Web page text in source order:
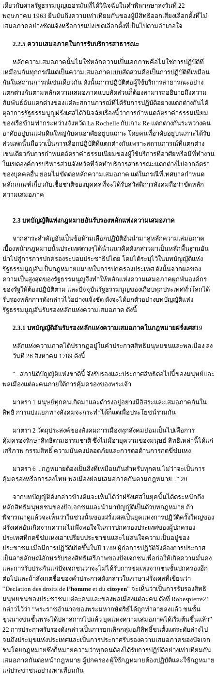
เดียวกับศาลรัฐธรรมนูญเยอรมันที่ได้วินิจฉัยในคำพิพากษาลงวันที่ 22
พฤษภาคม 1963 ยืนยันถึงความเท่าเทียมกันของผู้มีสิทธิออกเสียงเลือกตั้งที่ไม่
เสมอภาคอย่างชัดแจ้งหรือการแบ่งเขตเลือกตั้งที่เป็นไปตามอำเภอใจ
2.2.5 ความเสมอภาคในการรับบริการสาธารณะ
หลักความเสมอภาคนั้นไม่ใช่หลักความเป็นเอกภาพคือไม่ใช่การปฏิบัติที่
เหมือนกันทุกกรณีแต่เป็นความเสมอภาคแบบสัดส่วนคือเป็นการปฏิบัติที่เหมือน
กันในสถานการณ์เช่นเดียวกัน ดังนั้นการปฏิบัติต่อผู้ใช้บริการสาธารณะอย่าง
แตกต่างกันตามหลักความเสมอภาคแบบสัดส่วนก็ต้องสามารถอธิบายถึงความ
สัมพันธ์อันแตกต่างของแต่ละสถานการณ์ที่ได้รับการปฏิบัติอย่างแตกต่างกันได้
ตุลาการรัฐธรรมนูญฝรั่งเศสได้วินิจฉัยเรื่องนี้ว่าการกำหนดอัตราค่าธรรมเนียม
ของเรือข้ามฟากระหว่างจังหวัด La Rochelle กับเกาะ Re แตกต่างกันระหว่างคน
อาศัยอยู่บนแผ่นดินใหญ่กับคนอาศัยอยู่บนเกาะ โดยคนที่อาศัยอยู่บนเกาะได้รับ
ส่วนลดนั้นถือว่าเป็นการเลือกปฏิบัติที่แตกต่างกันเพราะสถานการณ์ที่แตกต่าง
เช่นเดียวกับการกำหนดอัตราค่าธรรมเนียมของผู้ใช้บริการที่อาศัยหรือมีที่ทำงาน
ในเขตองค์การบริหารส่วนจังหวัดที่จัดทำบริการสาธารณะแตกต่างไปจากอัตรา
ของบุคคลอื่น ย่อมไม่ขัดต่อหลักความเสมอภาค แต่ในกรณีที่เทศบาลกำหนด
หลักเกณฑ์เกี่ยวกับเชื้อชาติของบุคคลที่จะได้รับสวัสดิการสังคมถือว่าขัดหลัก
ความเสมอภาค
2.3 บทบัญญัติแห่งกฎหมายอันรับรองหลักแห่งความเสมอภาค
จากสาระสำคัญอันเป็นข้อห้ามเลือกปฏิบัติอันนำมาสู่หลักความเสมอภาค
เบื้องหน้ากฎหมายนั้นประเทศต่างๆได้นำแนวคิดดังกล่าวมาเป็นหลักพื้นฐานอัน
นำไปสู่การการปกครองระบอบประชาธิปไตย โดยได้ระบุไว้ในบทบัญญัติแห่ง
รัฐธรรมนูญอันเป็นกฎหมายแม่บทในการปกครองประเทศ ดังนั้นจากผลของ
ความเป็นสูงสุดของรัฐธรรมนูญจึงทำให้หลักแห่งความเสมอภาคผูกพันองค์กร
ของรัฐให้ต้องปฏิบัติตาม และปัจจุบันรัฐธรรมนูญของเกือบทุกประเทศทั่วโลกได้
รับรองหลักการดังกล่าวไว้อย่างแจ้งชัด ดังจะได้ยกตัวอย่างบทบัญญัติแห่ง
รัฐธรรมนูญอันรับรองหลักแห่งความเสมอภาค ดังนี้
2.3.1 บทบัญญัติอันรับรองหลักแห่งความเสมอภาคในกฎหมายฝรั่งเศส19
หลักแห่งความภาคได้ปรากฏอยู่ในคำประกาศสิทธิมนุษยชนและพลเมือง ลง
วันที่ 26 สิงหาคม 1789 ดังนี้
“...สภานิติบัญญัติแห่งชาตินี้ จึงรับรองและประกาศสิทธิต่อไปนี้ของมนุษย์และ
พลเมืองแต่ละคนภายใต้การคุ้มครองของพระเจ้า
มาตรา 1 มนุษย์ทุกคนเกิดมาและดำรงอยู่อย่างมีอิสระและเสมอภาคกันใน
สิทธิ การแบ่งแยกทางสังคมจะกระทำได้ก็แต่เพื่อประโยชน์ร่วมกัน
มาตรา 2 วัตถุประสงค์ของสังคมการเมืองทุกสังคมย่อมเป็นไปเพื่อการ
คุ้มครองรักษาสิทธิตามธรรมชาติ ซึ่งไม่มีอายุความของมนุษย์ สิทธิเหล่านี้ได้แก่
เสรีภาพ กรรมสิทธิ์ ความมั่นคงปลอดภัยและการต่อต้านการกดขี่ข่มเหง
มาตรา 6 ...กฎหมายต้องเป็นสิ่งที่เหมือนกันสำหรับทุกคน ไม่ว่าจะเป็นการ
คุ้มครองหรือการลงโทษ พลเมืองย่อมเสมอภาคกันตามกฎหมาย...” 20
จากบทบัญญัติดังกล่าวข้างต้นจะเห็นได้ว่าฝรั่งเศสในยุคนั้นได้ตระหนักถึง
หลักสิทธิมนุษยชนของปัจเจกชนและนำมาบัญญัติเป็นตัวบทกฎหมาย ถ้า
พิจารณาดูแล้วจะเห็นว่าในช่วงนั้นของฝรั่งเศสเป็นยุคแห่งการปฏิวัติครั้งใหญ่ของ
ฝรั่งเศสอันเกิดจากความไม่พึงพอใจในการปกครองประเทศของผู้ปกครอง
ประเทศที่กดขี่ข่มเหงเอาเปรียบประชาชนและไม่สนใจความเป็นอยู่ของ
ประชาชน เมื่อมีการปฏิวัติเกิดขึ้นในปี 1789 ผู้ก่อการปฏิวัติจึงต้องการประกาศ
เป็นลายลักษณ์อักษรรับรองสิทธิเสรีภาพของปัจเจกชนเพื่อก่อให้เกิดความมั่นคง
และการรับประกันแก่ปัจเจกชนว่าจะไม่ได้รับการข่มเหงจากชนชั้นปกครองอีก
ต่อไปและถ้าสังเกตชื่อของคำประกาศดังกล่าวในภาษาฝรั่งเศสที่เขียนว่า
“Declation des droits de l’homme et du citoyen” จะเห็นว่าเป็นการรับรองสิทธิ
มนุษยชนของประชาชนแต่ละคนและของพลเมืองแต่ละคน ดังที่ Robespierre21
กล่าวไว้ว่า “พระราชอำนาจของพระมหากษัตริย์ได้ถูกทำลายลงแล้ว ชนชั้น
ขุนนางชนชั้นพระได้ปลาสการไปแล้ว ยุคแห่งความเสมอภาคได้เริ่มต้นขึ้นแล้ว”
22 การประกาศรับรองดังกล่าวเป็นการยกเลิกกลุ่มอภิสิทธิ์ชนตั้งแต่ระดับล่างไป
จนถึงประมุขแห่งประเทศและเป็นการประกาศรับรองความเสมอภาคของปัจเจก
ชนโดยกฎหมายซึ่งก็หมายความว่าทุกคนต้องได้รับการปฏิบัติอย่างเท่าเทียมกัน
เสมอภาคกันต่อหน้ากฎหมาย ผู้ปกครอง ผู้ใช้กฎหมายต้องปฏิบัติและใช้กฎหมาย
แก่ประชาชนอย่างเท่าเทียมกัน